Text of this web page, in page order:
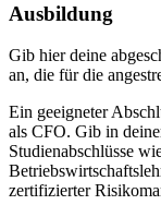
Ausbildung
Gib hier deine
an, die für die
Ein geeigneter
als CFO. Gib in
Studienabschlüsse
zertifizierter